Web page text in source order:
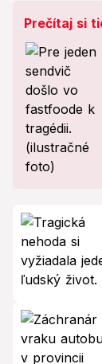
Prečítaj si